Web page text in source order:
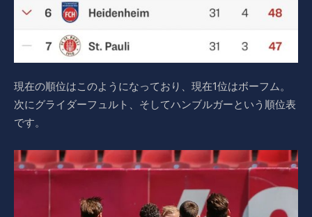
現在の順位はこのようになっており、現在1位はボーフム。
次にグライダーフュルト、そしてハンブルガーという順位表
です。